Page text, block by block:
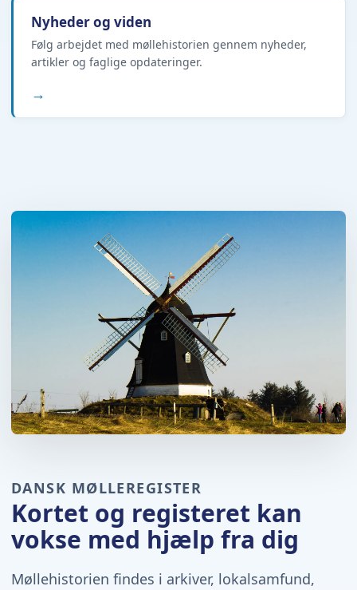
Nyheder og viden
Følg arbejdet med møllehistorien gennem nyheder,
artikler og faglige opdateringer.
→
DANSK MØLLEREGISTER
Kortet og registeret kan
vokse med hjælp fra dig
Møllehistorien findes i arkiver, lokalsamfund,